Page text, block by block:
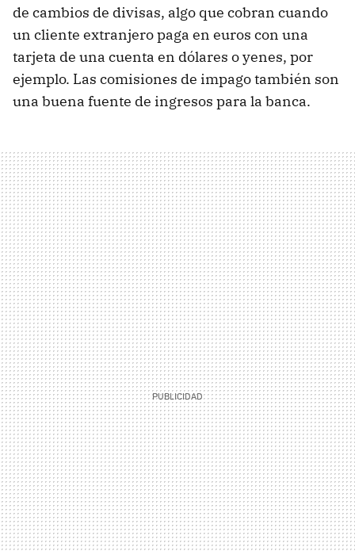
de cambios de divisas, algo que cobran cuando
un cliente extranjero paga en euros con una
tarjeta de una cuenta en dólares o yenes, por
ejemplo. Las comisiones de impago también son
una buena fuente de ingresos para la banca.